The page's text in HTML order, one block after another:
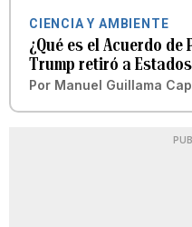
CIENCIA Y AMBIENTE
¿Qué es el Acuerdo
Trump retiró a
Por Manuel Guillama